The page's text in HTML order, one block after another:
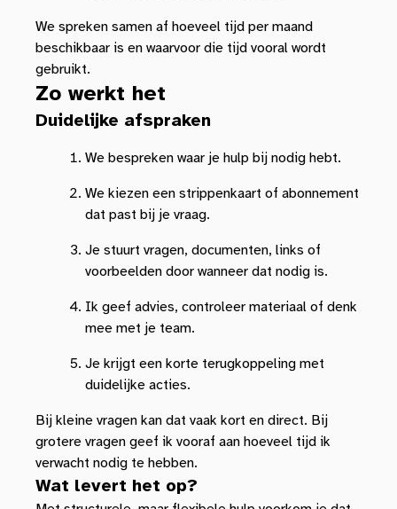
We spreken samen af hoeveel tijd per maand
beschikbaar is en waarvoor die tijd vooral wordt
gebruikt.
Zo werkt het
Duidelijke afspraken
We bespreken waar je hulp bij nodig hebt.
We kiezen een strippenkaart of abonnement
dat past bij je vraag.
Je stuurt vragen, documenten, links of
voorbeelden door wanneer dat nodig is.
Ik geef advies, controleer materiaal of denk
mee met je team.
Je krijgt een korte terugkoppeling met
duidelijke acties.
Bij kleine vragen kan dat vaak kort en direct. Bij
grotere vragen geef ik vooraf aan hoeveel tijd ik
verwacht nodig te hebben.
Wat levert het op?